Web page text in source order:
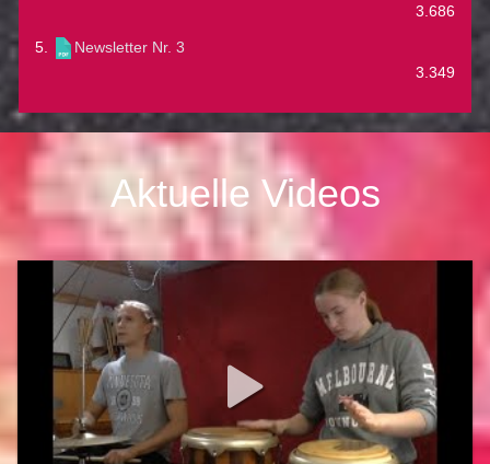
3.686
5.
Newsletter Nr. 3
3.349
Aktuelle Videos